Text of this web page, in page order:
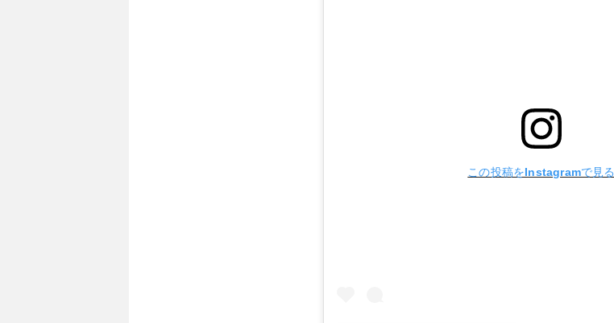
この投稿をInstagramで見る